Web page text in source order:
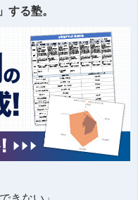
する塾。